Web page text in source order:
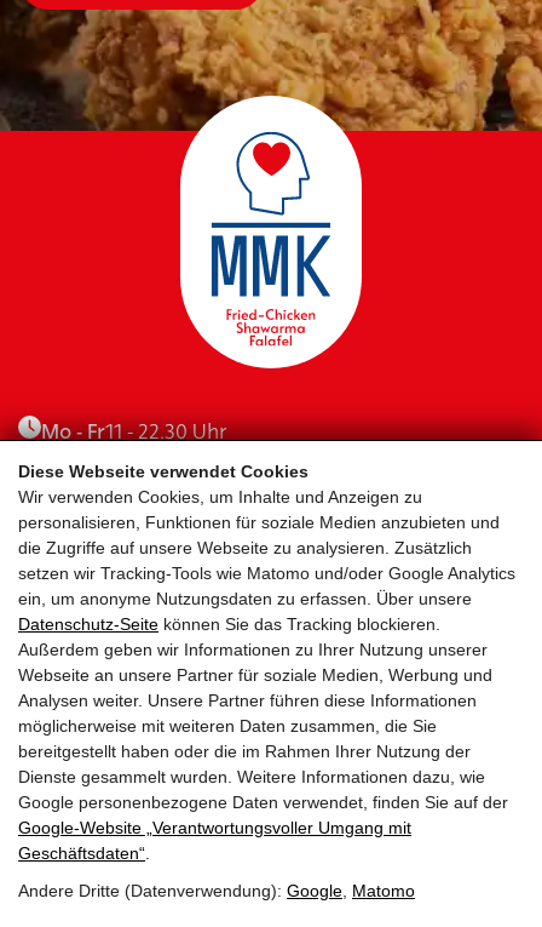
Diese Webseite verwendet Cookies
Wir verwenden Cookies, um Inhalte und Anzeigen zu
personalisieren, Funktionen für soziale Medien anzubieten und
die Zugriffe auf unsere Webseite zu analysieren. Zusätzlich
setzen wir Tracking-Tools wie Matomo und/oder Google Analytics
ein, um anonyme Nutzungsdaten zu erfassen. Über unsere
Datenschutz-Seite können Sie das Tracking blockieren.
Außerdem geben wir Informationen zu Ihrer Nutzung unserer
Webseite an unsere Partner für soziale Medien, Werbung und
Analysen weiter. Unsere Partner führen diese Informationen
möglicherweise mit weiteren Daten zusammen, die Sie
bereitgestellt haben oder die im Rahmen Ihrer Nutzung der
Dienste gesammelt wurden. Weitere Informationen dazu, wie
Google personenbezogene Daten verwendet, finden Sie auf der
Google‑Website „Verantwortungsvoller Umgang mit
Geschäftsdaten“
Andere Dritte (Datenverwendung): Google Matomo
Mo - Fr11 - 22.30 Uhr
Sa - So 11 - 22.30 Uhr
Kitzsteinhornstraße 11
5700 Zell am See
Lieferservice
Lieferung in Zell am See, Kaprun & Bruck
Jetzt bestellen
IMPRESSUM
DATENSCHUTZ